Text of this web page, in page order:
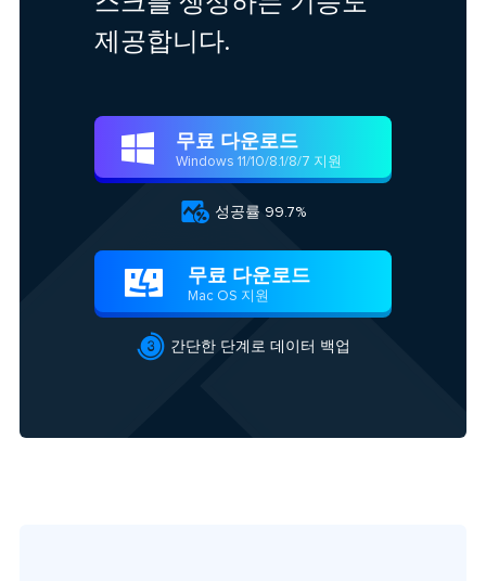
제공합니다.
 무료 다운로드
Windows 11/10/8.1/8/7 지원
 성공률 99.7%
 무료 다운로드
Mac OS 지원
 간단한 단계로 데이터 백업